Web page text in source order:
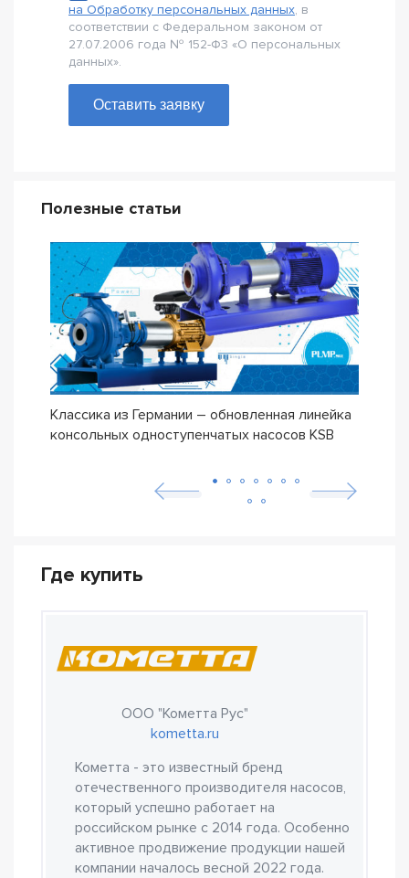
на Обработку персональных данных, в
соответствии с Федеральном законом от
27.07.2006 года № 152-Ф3 «О персональных
данных».
Оставить заявку
Полезные статьи
Классика из Германии – обновленная линейка
консольных одноступенчатых насосов KSB
Где купить
ООО "Кометта Рус"
kometta.ru
Кометта - это известный бренд
отечественного производителя насосов,
который успешно работает на
российском рынке с 2014 года. Особенно
активное продвижение продукции нашей
компании началось весной 2022 года.